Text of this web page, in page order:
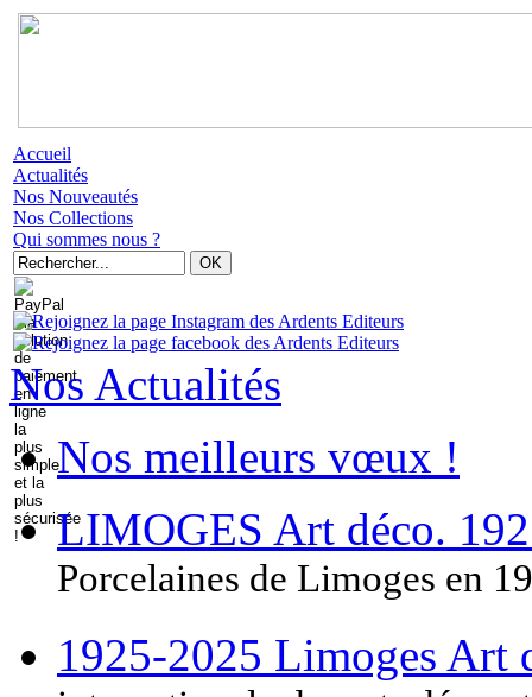
Accueil
Actualités
Nos Nouveautés
Nos Collections
Qui sommes nous ?
Nos Actualités
Nos meilleurs vœux !
LIMOGES Art déco.
Porcelaines de Limoges en
1925-2025 Limoges Art